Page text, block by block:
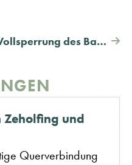
Vollsperrung des Bahnübergangs in Rothhaus, Kreisstraße DGF 4, von 25. bis 30.06.2026
Zeholfing und
Querverbindung